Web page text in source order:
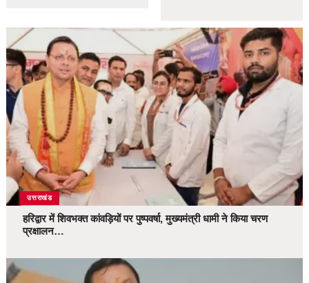
उत्तराखंड
हरिद्वार में शिवभक्त कांवड़ियों पर पुष्पवर्षा, मुख्यमंत्री धामी ने किया चरण
प्रक्षालन…